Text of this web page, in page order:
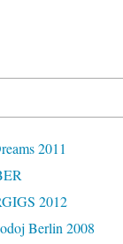
2011
2012
Berlin 2008